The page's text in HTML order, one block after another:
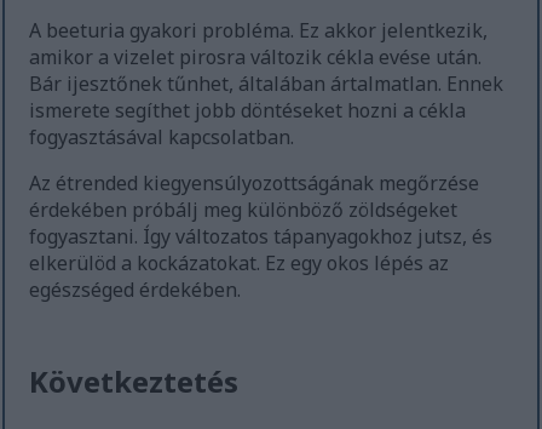
A beeturia gyakori probléma. Ez akkor jelentkezik,
amikor a vizelet pirosra változik cékla evése után.
Bár ijesztőnek tűnhet, általában ártalmatlan. Ennek
ismerete segíthet jobb döntéseket hozni a cékla
fogyasztásával kapcsolatban.
Az étrended kiegyensúlyozottságának megőrzése
érdekében próbálj meg különböző zöldségeket
fogyasztani. Így változatos tápanyagokhoz jutsz, és
elkerülöd a kockázatokat. Ez egy okos lépés az
egészséged érdekében.
Következtetés